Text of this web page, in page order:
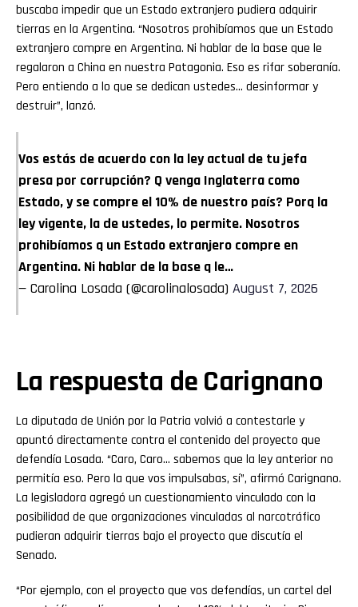
buscaba impedir que un Estado extranjero pudiera adquirir
tierras en la Argentina. “Nosotros prohibíamos que un Estado
extranjero compre en Argentina. Ni hablar de la base que le
regalaron a China en nuestra Patagonia. Eso es rifar soberanía.
Pero entiendo a lo que se dedican ustedes… desinformar y
destruir”, lanzó.
Vos estás de acuerdo con la ley actual de tu jefa
presa por corrupción? Q venga Inglaterra como
Estado, y se compre el 10% de nuestro país? Porq la
ley vigente, la de ustedes, lo permite. Nosotros
prohibíamos q un Estado extranjero compre en
Argentina. Ni hablar de la base q le…
— Carolina Losada (@carolinalosada) August 7, 2026
La respuesta de Carignano
La diputada de Unión por la Patria volvió a contestarle y
apuntó directamente contra el contenido del proyecto que
defendía Losada. “Caro, Caro… sabemos que la ley anterior no
permitía eso. Pero la que vos impulsabas, sí”, afirmó Carignano.
La legisladora agregó un cuestionamiento vinculado con la
posibilidad de que organizaciones vinculadas al narcotráfico
pudieran adquirir tierras bajo el proyecto que discutía el
Senado.
“Por ejemplo, con el proyecto que vos defendías, un cartel del